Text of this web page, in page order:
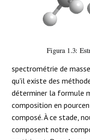
spectrométrie de
qu'il existe des
déterminer la formule
composition en
composé. À ce stade,
composent notre